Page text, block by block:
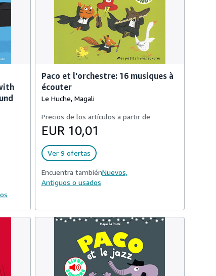
Paco et l'orchestre: 16 musiques à
écouter
Le Huche, Magali
Precios de los artículos a partir de
EUR 10,01
Ver 9 ofertas
Encuentra tambiénNuevos,
Antiguos o usados